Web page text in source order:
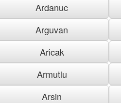
Ardanuc
Arguvan
Aricak
Armutlu
Arsin